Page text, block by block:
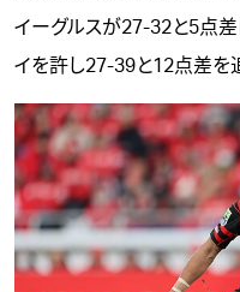
イーグルスが27-32と5点差
イを許し27-39と12点差を